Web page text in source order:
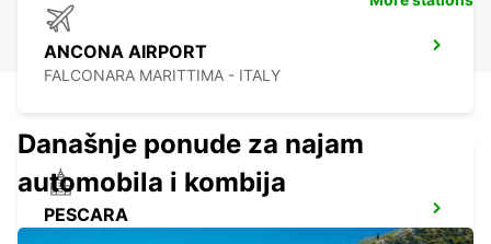
ANCONA AIRPORT
FALCONARA MARITTIMA - ITALY
PESCARA
Današnje ponude za najam
automobila i kombija